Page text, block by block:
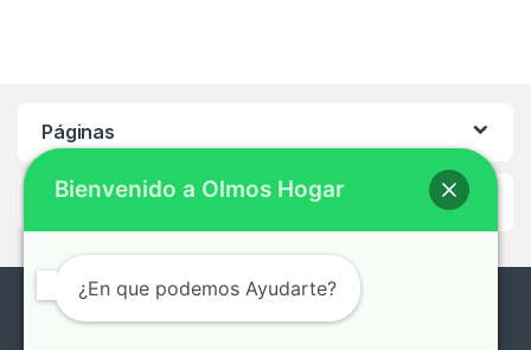
Páginas
Ayuda
Bienvenido a Olmos Hogar
¿En que podemos Ayudarte?